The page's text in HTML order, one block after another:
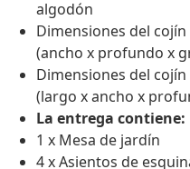
algodón
Dimensiones del cojín
(ancho x profundo x
Dimensiones del cojín
(largo x ancho x
La entrega contiene:
1 x Mesa de jardín
4 x Asientos de